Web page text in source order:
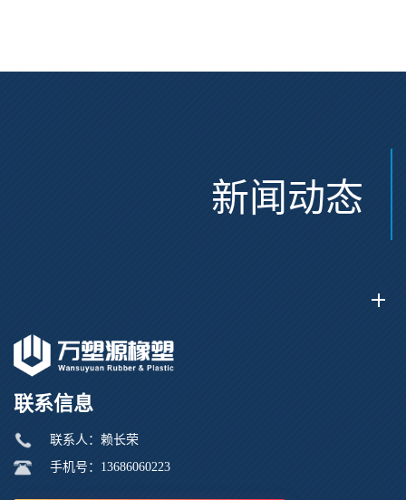
新闻动态
联系信息
联系人：赖长荣
手机号：13686060223